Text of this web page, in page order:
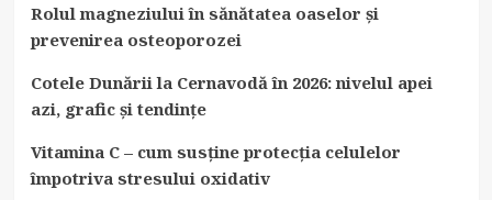
Rolul magneziului în sănătatea oaselor și
prevenirea osteoporozei
Cotele Dunării la Cernavodă în 2026: nivelul apei
azi, grafic și tendințe
Vitamina C – cum susține protecția celulelor
împotriva stresului oxidativ